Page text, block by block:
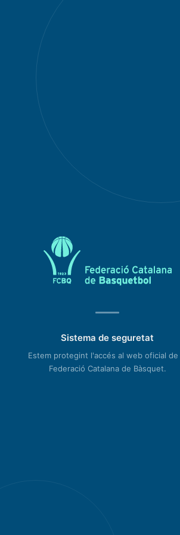
Sistema de seguretat
Estem protegint l'accés al web oficial de
Federació Catalana de Bàsquet.